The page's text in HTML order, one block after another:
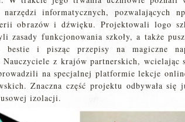
informatycznych, pozwalających
obrazów i dźwięku. Projektowali logo
zasady funkcjonowania szkoły, a także
bestie i pisząc przepisy na magiczne
z krajów partnerskich, wcielając
na specjalnej platformie lekcje
Znaczna część projektu odbywała się
izolacji.